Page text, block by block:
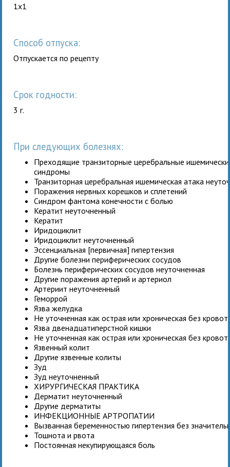
1x1
Способ отпуска:
Отпускается по рецепту
Срок годности:
3 г.
При следующих болезнях:
Преходящие транзиторные церебральные
синдромы
Транзиторная церебральная ишемическая атака
Поражения нервных корешков и сплетений
Синдром фантома конечности с болью
Кератит неуточненный
Кератит
Иридоциклит
Иридоциклит неуточненный
Эссенциальная [первичная] гипертензия
Другие болезни периферических сосудов
Болезнь периферических сосудов неуточненная
Другие поражения артерий и артериол
Артериит неуточненный
Геморрой
Язва желудка
Не уточненная как острая или хроническая без
Язва двенадцатиперстной кишки
Не уточненная как острая или хроническая без
Язвенный колит
Другие язвенные колиты
Зуд
Зуд неуточненный
ХИРУРГИЧЕСКАЯ ПРАКТИКА
Дерматит неуточненный
Другие дерматиты
ИНФЕКЦИОННЫЕ АРТРОПАТИИ
Вызванная беременностью гипертензия без
Тошнота и рвота
Постоянная некупирующаяся боль